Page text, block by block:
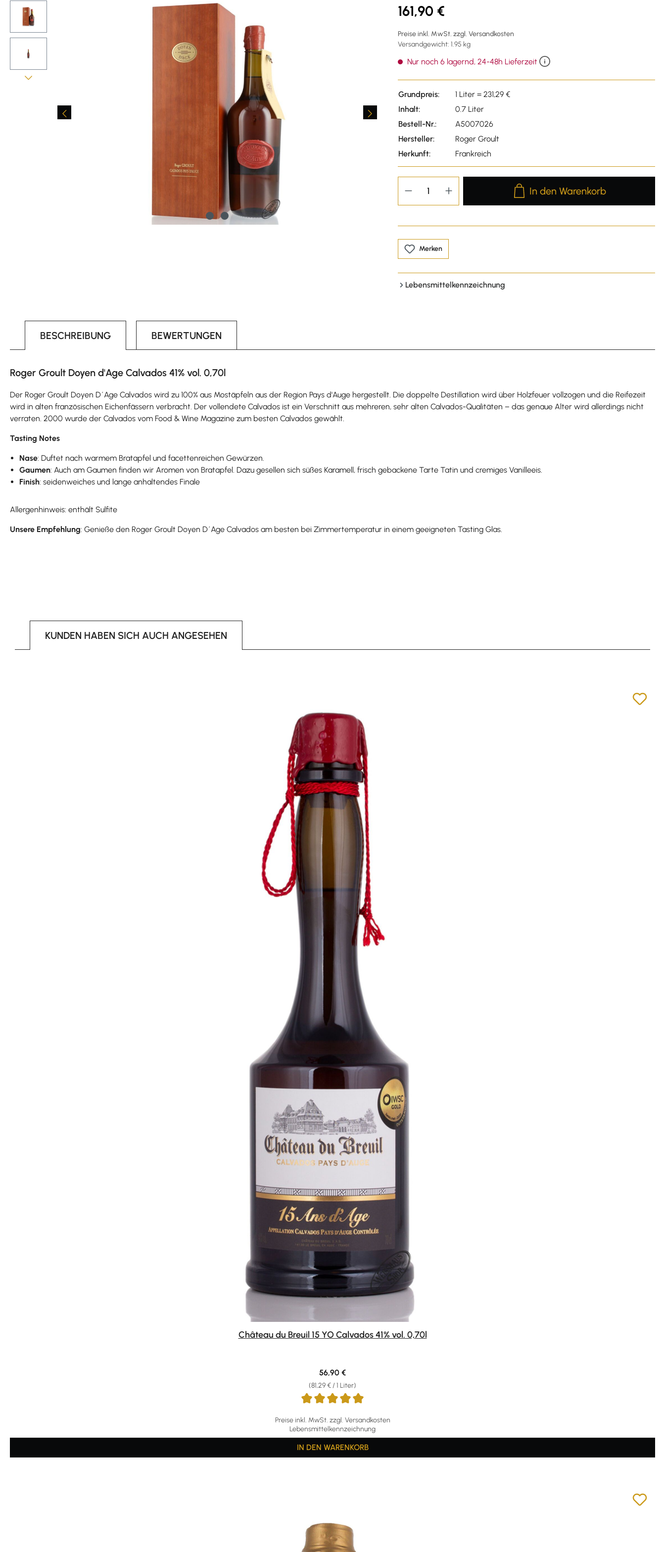
Bildergalerie überspringen 161,90 €
Preise inkl. MwSt. zzgl. Versandkosten
Versandgewicht: 1.95 kg
Nur noch 6 lagernd, 24-48h Lieferzeit
Grundpreis:
1 Liter = 231,29 €
Inhalt:
0.7 Liter
Bestell-Nr.:
A5007026
Hersteller:
Roger Groult
Herkunft:
Frankreich
Produkt Anzahl: Gib den
In den Warenkorb
Merken
Lebensmittelkennzeichnung
BESCHREIBUNG BEWERTUNGEN
Roger Groult Doyen d'Age Calvados 41% vol. 0,70l
Der Roger Groult Doyen D´Age Calvados wird zu 100% aus Mostäpfeln aus der Region Pays d'Auge hergestellt. Die doppelte Destillation wird über Holzfeuer vollzogen und die Reifezeit
wird in alten französischen Eichenfässern verbracht. Der vollendete Calvados ist ein Verschnitt aus mehreren, sehr alten Calvados-Qualitäten – das genaue Alter wird allerdings nicht
verraten. 2000 wurde der Calvados vom Food & Wine Magazine zum besten Calvados gewählt.
Tasting Notes
Nase: Duftet nach warmem Bratapfel und facettenreichen Gewürzen.
Gaumen: Auch am Gaumen finden wir Aromen von Bratapfel. Dazu gesellen sich süßes Karamell, frisch gebackene Tarte Tatin und cremiges Vanilleeis.
Finish: seidenweiches und lange anhaltendes Finale
Allergenhinweis: enthält Sulfite
Unsere Empfehlung: Genieße den Roger Groult Doyen D´Age Calvados am besten bei Zimmertemperatur in einem geeigneten Tasting Glas.
KUNDEN HABEN SICH AUCH ANGESEHEN
Château du Breuil 15 YO Calvados 41% vol. 0,70l
Preise inkl. MwSt. zzgl. Versandkosten
Lebensmittelkennzeichnung
(81,29 € / 1 Liter)
Regulärer Preis:
56,90 €
IN DEN WARENKORB